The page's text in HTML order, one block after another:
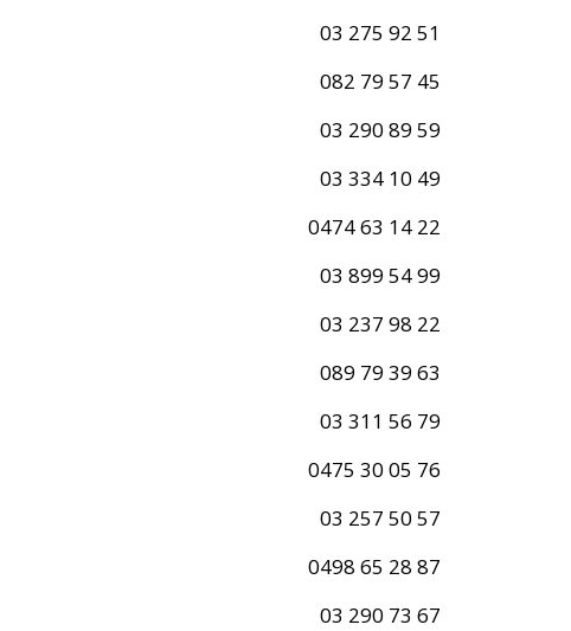
03 275 92 51
082 79 57 45
03 290 89 59
03 334 10 49
0474 63 14 22
03 899 54 99
03 237 98 22
089 79 39 63
03 311 56 79
0475 30 05 76
03 257 50 57
0498 65 28 87
03 290 73 67